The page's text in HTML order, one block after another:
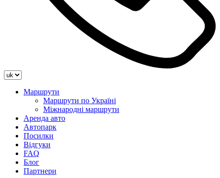
Маршрути
Маршрути по Україні
Міжнародні маршрути
Аренда авто
Автопарк
Посилки
Відгуки
FAQ
Блог
Партнери